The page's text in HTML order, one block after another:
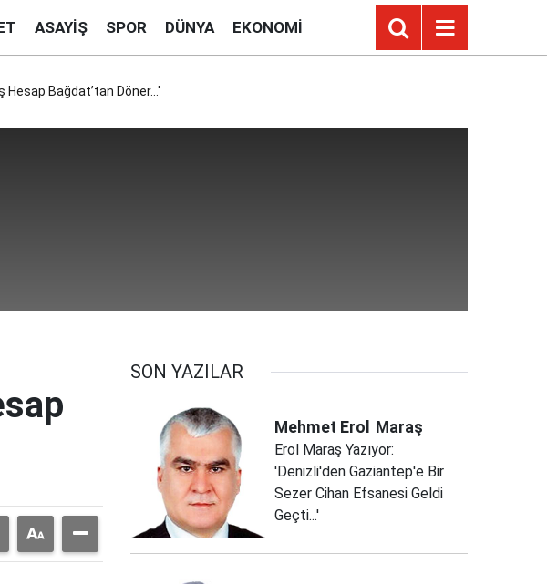
ASAYIŞ SPOR DÜNYA EKONOMI
Hesap Bağdat’tan Döner...'
SON YAZILAR
Mehmet Erol Maraş
Erol Maraş Yazıyor:
'Denizli'den Gaziantep'e Bir
Sezer Cihan Efsanesi Geldi
Geçti...'